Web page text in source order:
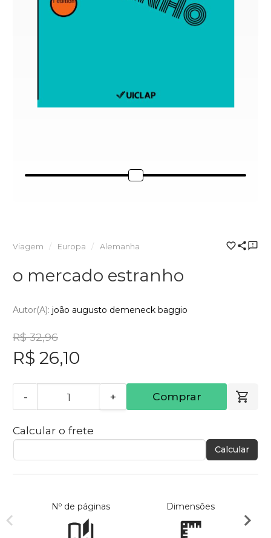
Viagem Europa Alemanha
o mercado estranho
Autor(a): joão augusto demeneck baggio
R$ 32,96
R$ 26,10
- + Comprar
Calcular o frete
Calcular
Nº de páginas Dimensões